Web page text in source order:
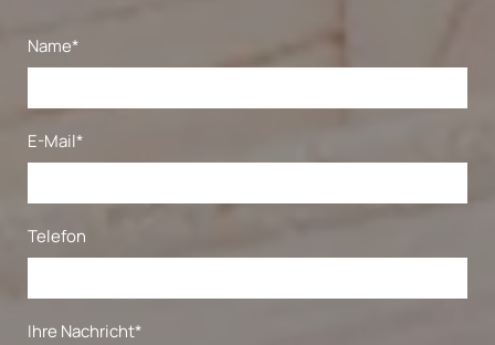
Name*
E-Mail*
Telefon
Ihre Nachricht*